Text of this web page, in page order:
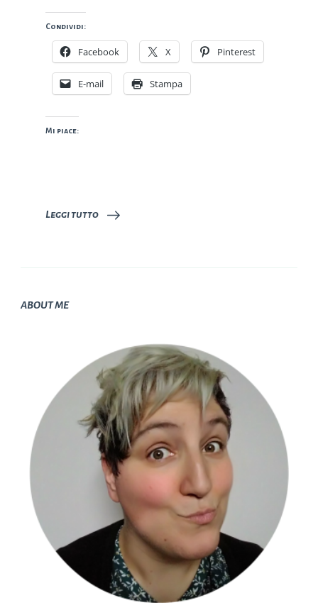
Condividi:
Facebook X Pinterest
E-mail Stampa
Mi piace:
Leggi tutto
ABOUT ME